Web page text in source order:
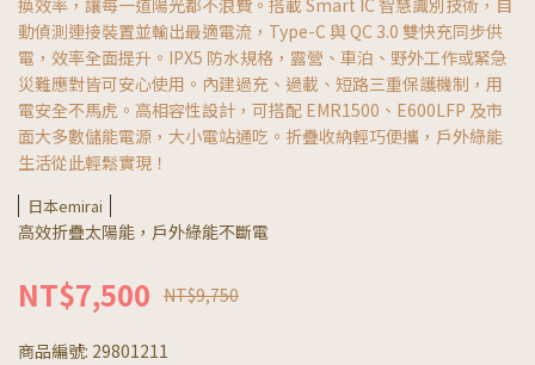
動偵測連接裝置並輸出最適電流，Type-C 與 QC 3.0 雙快充同步供
電，效率全面提升。IPX5 防水規格，露營、車泊、野外工作或緊急
災難應對皆可安心使用。內建過充、過載、短路三重保護機制，用
電安全不馬虎。高相容性設計，可搭配 EMR1500、E600LFP 及市
面大多數儲能電源，大小電站通吃。折疊收納輕巧便攜，戶外綠能
生活從此輕鬆實現！
日本emirai
高效折疊太陽能，戶外綠能不斷電
NT$7,500 NT$9,750
商品編號: 29801211